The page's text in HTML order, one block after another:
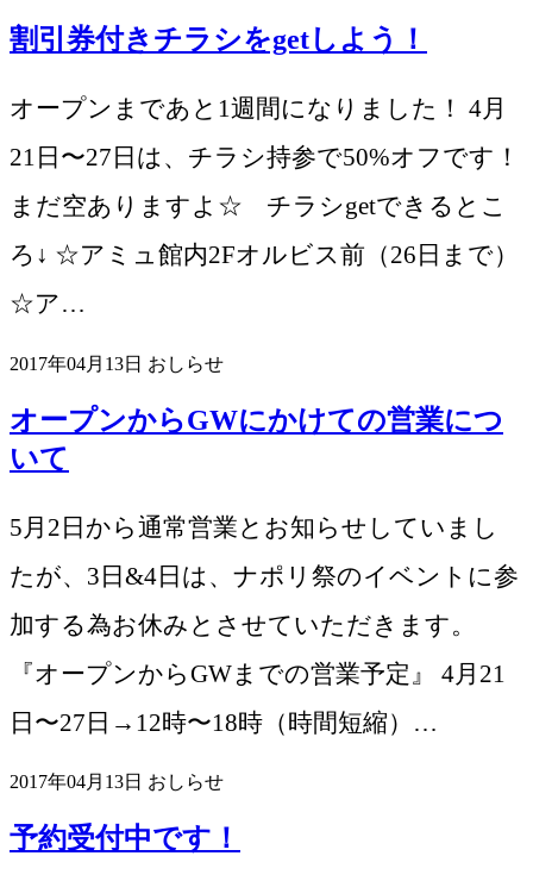
割引券付きチラシをgetしよう！
オープンまであと1週間になりました！ 4月
21日〜27日は、チラシ持参で50%オフです！
まだ空ありますよ☆ チラシgetできるとこ
ろ↓ ☆アミュ館内2Fオルビス前（26日まで）
☆ア…
2017年04月13日 おしらせ
オープンからGWにかけての営業につ
いて
5月2日から通常営業とお知らせしていまし
たが、3日&4日は、ナポリ祭のイベントに参
加する為お休みとさせていただきます。
『オープンからGWまでの営業予定』 4月21
日〜27日→12時〜18時（時間短縮）…
2017年04月13日 おしらせ
予約受付中です！